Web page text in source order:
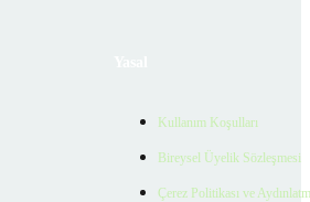
Kullanım Koşulları
Bireysel Üyelik Sözleşmesi
Çerez Politikası ve